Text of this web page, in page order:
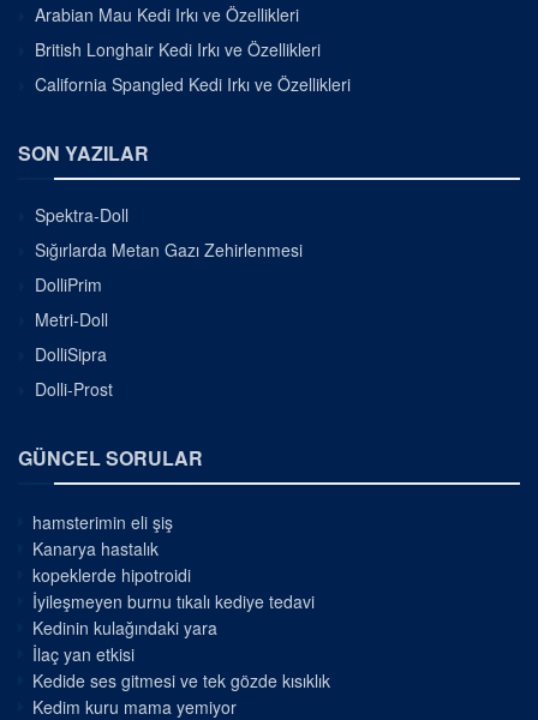
Arabian Mau Kedi Irkı ve Özellikleri
British Longhair Kedi Irkı ve Özellikleri
California Spangled Kedi Irkı ve Özellikleri
SON YAZILAR
Spektra-Doll
Sığırlarda Metan Gazı Zehirlenmesi
DolliPrim
Metri-Doll
DolliSipra
Dolli-Prost
GÜNCEL SORULAR
hamsterimin eli şiş
Kanarya hastalık
kopeklerde hipotroidi
İyileşmeyen burnu tıkalı kediye tedavi
Kedinin kulağındaki yara
İlaç yan etkisi
Kedide ses gitmesi ve tek gözde kısıklık
Kedim kuru mama yemiyor